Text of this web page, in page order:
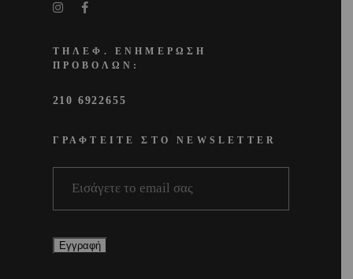
ΤΗΛΕΦ. ΕΝΗΜΕΡΩΣΗ
ΠΡΟΒΟΛΩΝ:
210 6922655
ΓΡΑΦΤΕΙΤΕ ΣΤΟ NEWSLETTER